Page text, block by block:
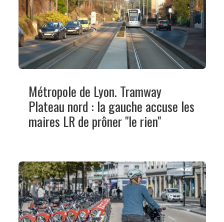
Métropole de Lyon. Tramway
Plateau nord : la gauche accuse les
maires LR de prôner "le rien"